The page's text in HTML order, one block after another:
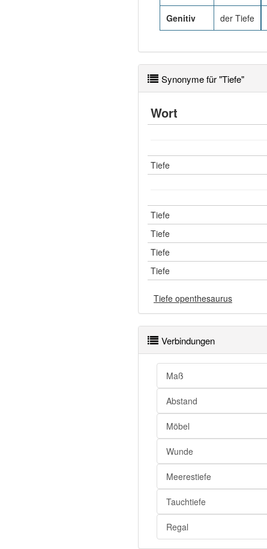
Genitiv der Tiefe
Synonyme für "Tiefe"
Wort
Tiefe
Tiefe
Tiefe
Tiefe
Tiefe
Tiefe openthesaurus
Verbindungen
Maß
Abstand
Möbel
Wunde
Meerestiefe
Tauchtiefe
Regal